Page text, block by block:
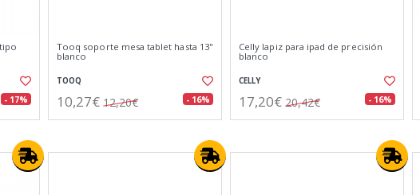
- 17%
Tooq soporte mesa tablet hasta 13"
blanco
TOOQ
10,27€ 12,20€ - 16%
Celly lapiz para ipad de precisión
blanco
CELLY
17,20€ 20,42€ - 16%